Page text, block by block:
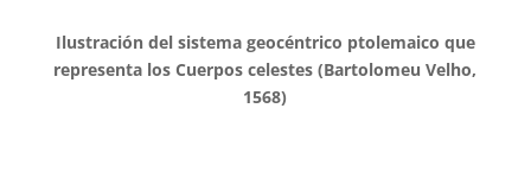
Ilustración del sistema geocéntrico ptolemaico que
representa los Cuerpos celestes (Bartolomeu Velho,
1568)